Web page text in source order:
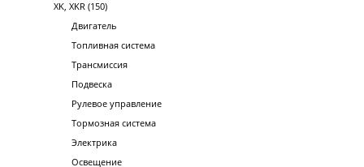
XK, XKR (150)
Двигатель
Топливная система
Трансмиссия
Подвеска
Рулевое управление
Тормозная система
Электрика
Освещение